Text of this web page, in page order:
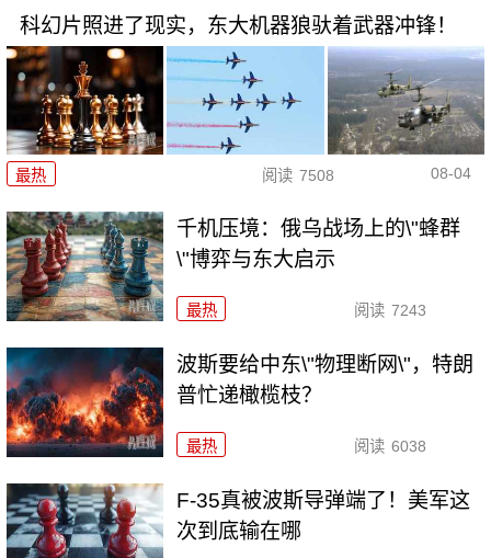
科幻片照进了现实，东大机器狼驮着武器冲锋！
最热 阅读 7508 08-04
千机压境：俄乌战场上的\"蜂群
\"博弈与东大启示
最热 阅读 7243
波斯要给中东\"物理断网\"，特朗
普忙递橄榄枝？
最热 阅读 6038
F-35真被波斯导弹端了！美军这
次到底输在哪